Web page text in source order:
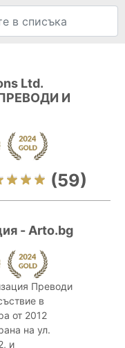
Ltd.
И
(59)
- Arto.bg
Преводи
в
от 2012
на ул.
и